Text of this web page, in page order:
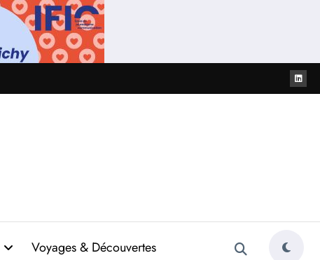
Voyages & Découvertes